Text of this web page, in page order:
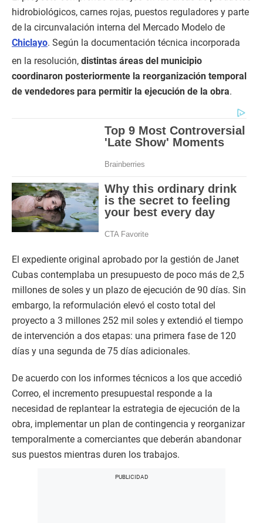
hidrobiológicos, carnes rojas, puestos reguladores y parte
de la circunvalación interna del Mercado Modelo de
Chiclayo. Según la documentación técnica incorporada
en la resolución, distintas áreas del municipio
coordinaron posteriormente la reorganización temporal
de vendedores para permitir la ejecución de la obra.
El expediente original aprobado por la gestión de Janet
Cubas contemplaba un presupuesto de poco más de 2,5
millones de soles y un plazo de ejecución de 90 días. Sin
embargo, la reformulación elevó el costo total del
proyecto a 3 millones 252 mil soles y extendió el tiempo
de intervención a dos etapas: una primera fase de 120
días y una segunda de 75 días adicionales.
De acuerdo con los informes técnicos a los que accedió
Correo, el incremento presupuestal responde a la
necesidad de replantear la estrategia de ejecución de la
obra, implementar un plan de contingencia y reorganizar
temporalmente a comerciantes que deberán abandonar
sus puestos mientras duren los trabajos.